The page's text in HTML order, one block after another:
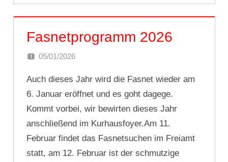
Fasnetprogramm 2026
05/01/2026
Auch dieses Jahr wird die Fasnet wieder am
6. Januar eröffnet und es goht dagege.
Kommt vorbei, wir bewirten dieses Jahr
anschließend im Kurhausfoyer.Am 11.
Februar findet das Fasnetsuchen im Freiamt
statt, am 12. Februar ist der schmutzige